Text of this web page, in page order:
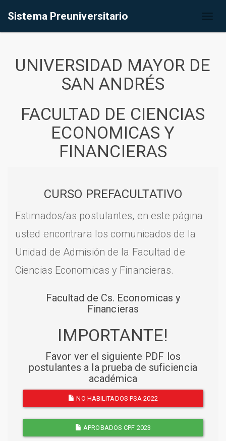
Sistema Preuniversitario
UNIVERSIDAD MAYOR DE
SAN ANDRÉS
FACULTAD DE CIENCIAS
ECONOMICAS Y
FINANCIERAS
CURSO PREFACULTATIVO
Estimados/as postulantes, en este página
usted encontrara los comunicados de la
Unidad de Admisión de la Facultad de
Ciencias Economicas y Financieras.
Facultad de Cs. Economicas y
Financieras
IMPORTANTE!
Favor ver el siguiente PDF los
postulantes a la prueba de suficiencia
académica
NO HABILITADOS PSA 2022
APROBADOS CPF 2023